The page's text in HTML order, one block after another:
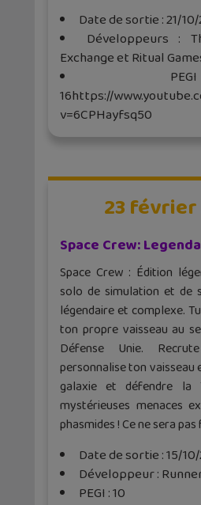
Date de sortie : 21/10/
Développeurs :
Exchange et Ritual
16https://
v=6CPHayfsq50
23 février
Space Crew:
Space Crew : Édition
solo de simulation et de
légendaire et complexe.
ton propre vaisseau au
Défense Unie.
personnalise ton vaisseau
galaxie et défendre la
mystérieuses menaces
phasmides ! Ce ne sera pas
Date de sortie : 15/
Développeur :
PEGI : 10